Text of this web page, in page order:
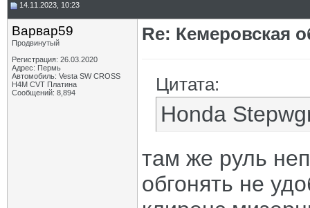
14.11.2023, 10:23
Варвар59
Продвинутый
Регистрация: 26.03.2020
Адрес: Пермь
Автомобиль: Vesta SW CROSS
H4M CVT Платина
Сообщений: 8,894
Re: Кемеровская
Цитата:
Honda
там же руль
обгонять не